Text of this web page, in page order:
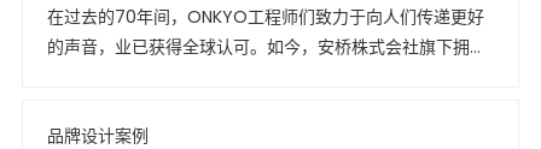
在过去的70年间，ONKYO工程师们致力于向人们传递更好
的声音，业已获得全球认可。如今，安桥株式会社旗下拥有
品牌设计案例